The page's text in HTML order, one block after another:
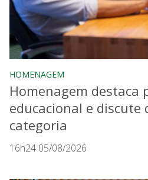
HOMENAGEM
Homenagem destaca
educacional e discute
categoria
16h24 05/08/2026